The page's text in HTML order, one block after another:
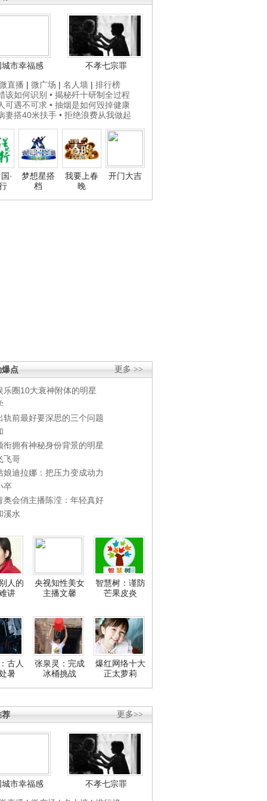
城市幸福感
不孝七宗罪
直播 | 微广场 | 名人墙 | 排行榜
该如何识别 • 揭秘歼十研制全过程
可遇不可求 • 抽烟是如何毁掉健康
妻搭40米扶手 • 拒绝浪费从我做起
·
梦想星搭
档
我要上春
晚
开门大吉
更多 >>
爆点
乐圈10大衰神附体的明星
轨前最好要深思的三个问题
衔拥有神秘身份背景的明星
飞哥
娘迪拉娜：把压力变成动力
卒
奥会俏主播陈滢：年轻真好
溪水
人的
讲
央视知性美女
主播文馨
智慧树：谨防
芒果皮炎
古人
暑
张泉灵：完成
冰桶挑战
爆红网络十大
正太萝莉
更多>>
荐
城市幸福感
不孝七宗罪